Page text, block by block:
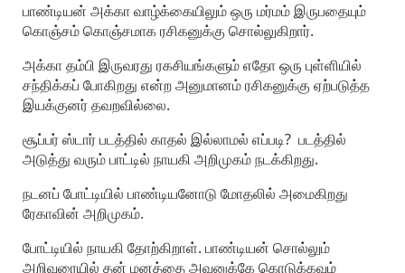
பாண்டியன் அக்கா வாழ்க்கையிலும் ஒரு மர்மம் இருபதையும்
கொஞ்சம் கொஞ்சமாக ரசிகனுக்கு சொல்லுகிறார்.
அக்கா தம்பி இருவரது ரகசியங்களும் எதோ ஒரு புள்ளியில்
சந்திக்கப் போகிறது என்ற அனுமானம் ரசிகனுக்கு ஏற்படுத்த
இயக்குனர் தவறவில்லை.
சூப்பர் ஸ்டார் படத்தில் காதல் இல்லாமல் எப்படி? படத்தில்
அடுத்து வரும் பாட்டில் நாயகி அறிமுகம் நடக்கிறது.
நடனப் போட்டியில் பாண்டியனோடு மோதலில் அமைகிறது
ரேகாவின் அறிமுகம்.
போட்டியில் நாயகி தோற்கிறாள். பாண்டியன் சொல்லும்
அறிவுரையில் தன் மனத்தை அவனுக்கே கொடுக்கவும்